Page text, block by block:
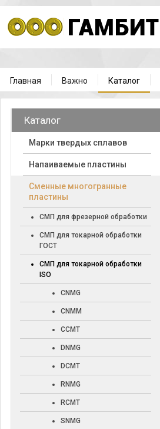
Главная Важно Каталог
Каталог
Марки твердых сплавов
Напаиваемые пластины
Cменные многогранные
пластины
СМП для фрезерной обработки
СМП для токарной обработки
ГОСТ
СМП для токарной обработки
ISO
CNMG
CNMM
CCMT
DNMG
DCMT
RNMG
RCMT
SNMG